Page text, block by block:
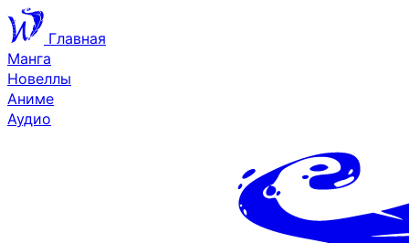
Главная
Манга
Новеллы
Аниме
Аудио